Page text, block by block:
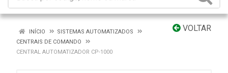
VOLTAR
INÍCIO
SISTEMAS AUTOMATIZADOS
CENTRAIS DE COMANDO
CENTRAL AUTOMATIZADOR CP-1000